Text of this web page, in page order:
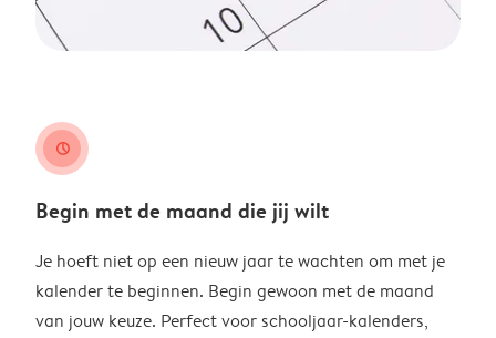
clock
Begin met de maand die jij wilt
Je hoeft niet op een nieuw jaar te wachten om met je
kalender te beginnen. Begin gewoon met de maand
van jouw keuze. Perfect voor schooljaar-kalenders,